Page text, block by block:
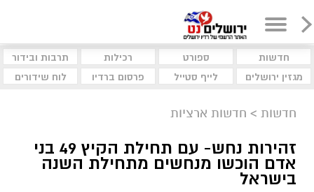
חדשות ספורט רכילות
תרבות ובידור
מגזין ירושלים
לייף סטייל פרסום ברדיו לוח שידורים
חדשות > חדשות ארציות
זהירות נחש- עם תחילת הקיץ 49 בני
אדם הוכשו מנחשים מתחילת השנה
בישראל